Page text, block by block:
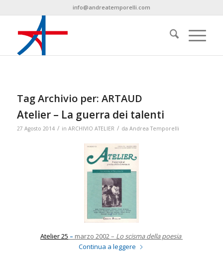
info@andreatemporelli.com
Tag Archivio per: ARTAUD
Atelier – La guerra dei talenti
27 Agosto 2014 / in ARCHIVIO ATELIER / da Andrea Temporelli
Atelier 25 – marzo 2002 – Lo scisma della poesia
Continua a leggere